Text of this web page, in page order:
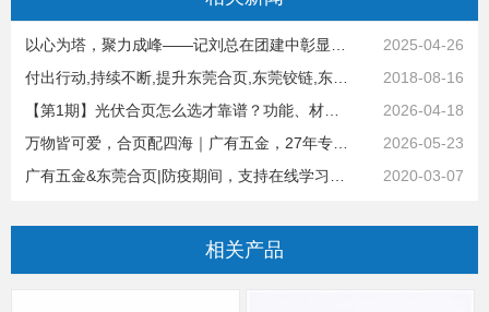
2025-04-26
付出行动,持续不断,提升东莞合页,东莞铰链,东莞不锈钢合页抛光品质
2018-08-16
【第1期】光伏合页怎么选才靠谱？功能、材质攻略篇 | 广有五金&东莞合页
2026-04-18
万物皆可爱，合页配四海｜广有五金，27年专注合页的力量（下篇）
2026-05-23
广有五金&东莞合页|防疫期间，支持在线学习，我们在行动
2020-03-07
相关产品